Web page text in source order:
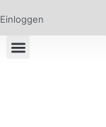
Einloggen